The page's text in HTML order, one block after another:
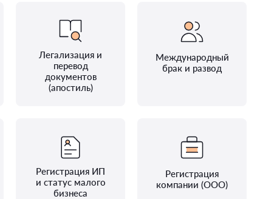
Легализация и
перевод
документов
(апостиль)
Международный
брак и развод
Регистрация ИП
и статус малого
бизнеса
Регистрация
компании (ООО)